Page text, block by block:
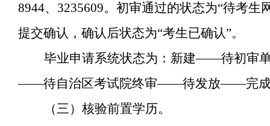
8944、3235609。初审通过的状态为“待考
提交确认，确认后状态为“考生已确认”。
毕业申请系统状态为：新建——待初
——待自治区考试院终审——待发放——完
（三）核验前置学历。